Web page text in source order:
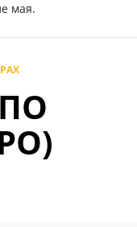
мая.